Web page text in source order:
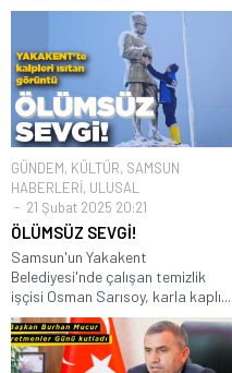
GÜNDEM, KÜLTÜR, SAMSUN
HABERLERİ, ULUSAL
21 Şubat 2025 20:21
ÖLÜMSÜZ SEVGİ!
Samsun'un Yakakent
Belediyesi'nde çalışan temizlik
işçisi Osman Sarısoy, karla kaplı...